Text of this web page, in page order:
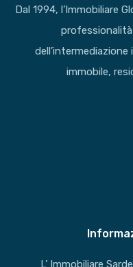
Dal 1994, l’Immobiliare
immobile,
L’ Immobiliare